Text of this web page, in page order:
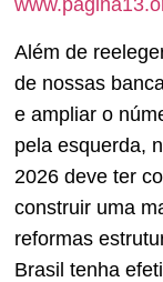
Além de
de nossas
e ampliar o
pela esquerda,
2026 deve ter
construir uma
reformas
Brasil tenha